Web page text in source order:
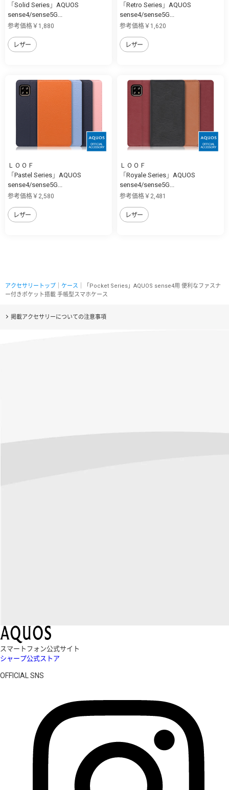
「Solid Series」AQUOS
sense4/sense5G...
参考価格￥1,880
レザー
「Retro Series」AQUOS
sense4/sense5G...
参考価格￥1,620
レザー
ＬＯＯＦ
「Pastel Series」AQUOS
sense4/sense5G...
参考価格￥2,580
レザー
ＬＯＯＦ
「Royale Series」AQUOS
sense4/sense5G...
参考価格￥2,481
レザー
アクセサリートップ ケース ｜「Pocket Series」AQUOS sense4用 便利なファスナ
ー付きポケット搭載 手帳型スマホケース
掲載アクセサリーについての注意事項
スマートフォン公式サイト
シャープ公式ストア
OFFICIAL SNS